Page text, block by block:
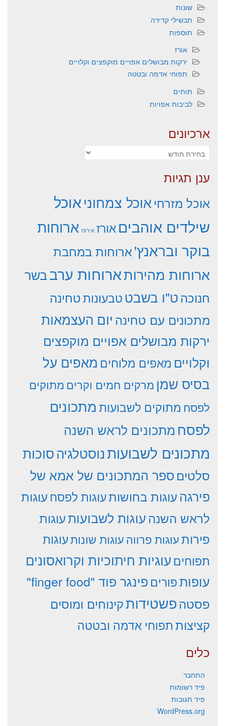
שונות
תבשילי קדירה
תוספות
אורז
ירקות מבושלים אפויים מוקפצים וקלויים
תפוחי אדמה ובטטה
תותים
לביבות אפויות
ארכיונים
ארכיונים
ענן תגיות
אוכל מזרחיאוכל צמחוניאוכל
שילדים אוהביםאורז אירוח ארוחות
בוקר ובראנץ'ארוחות במחבת
ארוחות מהירותארוחות ערבבשר
חנוכהט"ו בשבט טבעונותטחינה
מתכונים עם טחינה יום העצמאות
ירקות מבושלים אפויים מוקפצים
וקלויים מאפים מלוחים מאפים על
בסיס שמן מרקים חמים וקריםמתוקים
לפסח מתוקים לשבועותמתכונים
לפסח מתכונים לראש השנה
מתכונים לשבועותנוסטלגיהסוכות
סלטים ספר המתכונים של אמא של
פירגהעוגות בחושותעוגות לפסח עוגות
לראש השנהעוגות לשבועותעוגות
פירותעוגות פרווהעוגות שונותעוגות
תפוחים עוגיות חיתוכיות וקרואסונים
עופותפורים פינגר פוד "finger food"
פסטהפשטידותקינוחים ומוסים
קציצותתפוחי אדמה ובטטה
כלים
התחבר
פיד רשומות
פיד תגובות
WordPress.org